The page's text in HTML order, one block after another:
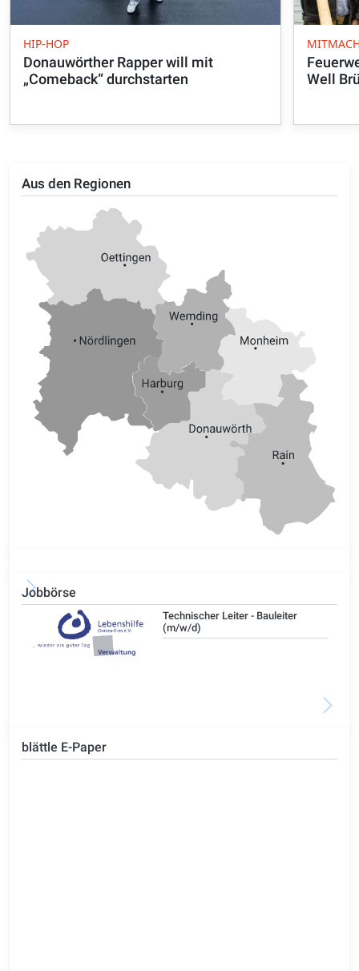
Aus den Regionen
Jobbörse
Technischer Leiter - Bauleiter
(m/w/d)
blättle E-Paper
HIP-HOP
Donauwörther Rapper will mit
„Comeback“ durchstarten
Well